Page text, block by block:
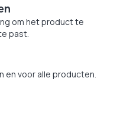
om het product te
past.
en voor alle producten.